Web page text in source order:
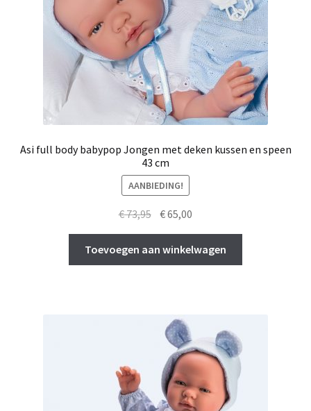
Asi full body babypop Jongen met deken kussen en speen
43 cm
AANBIEDING!
€73,95 Oorspronkelijke
was:
€ 73,95.
€65,00
is:
€ 65,00.
Toevoegen aan winkelwagen